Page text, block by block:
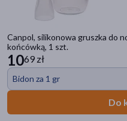
Canpol, silikonowa gruszka do
końcówką, 1 szt.
1069 zł
Bidon za 1 gr
Do
XS(0)
XS - bardzo mały(13)
S - mały(124)